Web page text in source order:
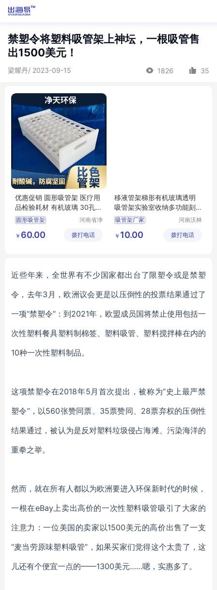
禁塑令将塑料吸管架上神坛，一根吸管售
出1500美元！
梁耀丹/ 2023-09-15 1826 35
优惠促销 圆形吸管架 医疗用
品检验耗材 有机玻璃 30孔移
液管架供应
圆形吸管架
塑料吸管架
河南省净
技有限公
￥ 60.00 拨打电话
移液管架梯形有机玻璃透明
吸管架实验室收纳多功能刻
度吸管滴管架
吸管架厂家
实验室用品
河南沃林
有限公司
￥ 10.00 拨打电话
近些年来，全世界有不少国家都出台了限塑令或是禁塑
令，去年3月，欧洲议会更是以压倒性的投票结果通过了
一项“禁塑令”：到2021年，欧盟成员国将禁止使用包括一
次性塑料餐具塑料制棉签、塑料吸管、塑料搅拌棒在内的
10种一次性塑料制品。
这项禁塑令在2018年5月首次提出，被称为“史上最严禁
塑令”，以560张赞同票、35票赞同、28票弃权的压倒性
结果通过，被认为是反对塑料垃圾侵占海滩、污染海洋的
重拳之举。
然而，就在所有人都以为欧洲要进入环保新时代的时候，
一根在eBay上卖出高价的一次性塑料吸管吸引了大家的
注意力：一位美国的卖家以1500美元的高价出售了一支
“麦当劳原味塑料吸管”，如果买家们觉得这个太贵了，这
儿还有个便宜一点的——1300美元……嗯，实惠多了。